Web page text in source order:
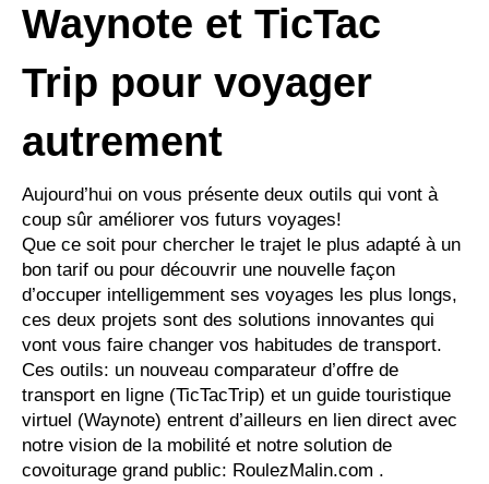
Waynote et TicTac
Trip pour voyager
autrement
Aujourd’hui on vous présente deux outils qui vont à
coup sûr améliorer vos futurs voyages!
Que ce soit pour chercher le trajet le plus adapté à un
bon tarif ou pour découvrir une nouvelle façon
d’occuper intelligemment ses voyages les plus longs,
ces deux projets sont des solutions innovantes qui
vont vous faire changer vos habitudes de transport.
Ces outils: un nouveau comparateur d’offre de
transport en ligne (TicTacTrip) et un guide touristique
virtuel (Waynote) entrent d’ailleurs en lien direct avec
notre vision de la mobilité et notre solution de
covoiturage grand public: RoulezMalin.com .